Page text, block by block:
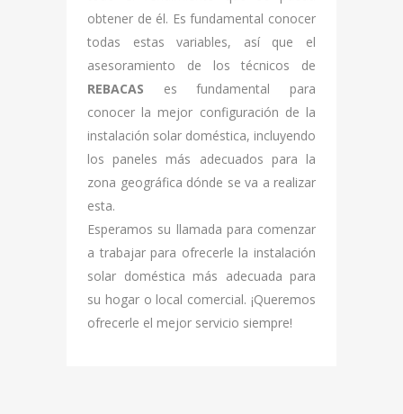
obtener de él. Es fundamental conocer
todas estas variables, así que el
asesoramiento de los técnicos de
REBACAS es fundamental para
conocer la mejor configuración de la
instalación solar doméstica, incluyendo
los paneles más adecuados para la
zona geográfica dónde se va a realizar
esta.
Esperamos su llamada para comenzar
a trabajar para ofrecerle la instalación
solar doméstica más adecuada para
su hogar o local comercial. ¡Queremos
ofrecerle el mejor servicio siempre!